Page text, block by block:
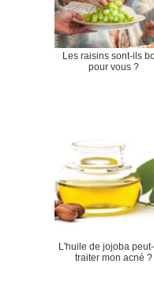
Les raisins sont-ils
pour vous ?
L'huile de jojoba
traiter mon acné ?